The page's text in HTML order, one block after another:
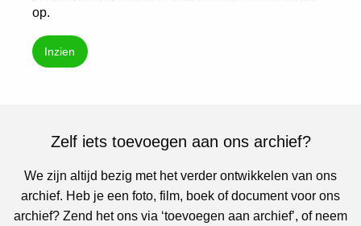
op.
Inzien
Zelf iets toevoegen aan ons archief?
We zijn altijd bezig met het verder ontwikkelen van ons
archief. Heb je een foto, film, boek of document voor ons
archief? Zend het ons via ‘toevoegen aan archief’, of neem